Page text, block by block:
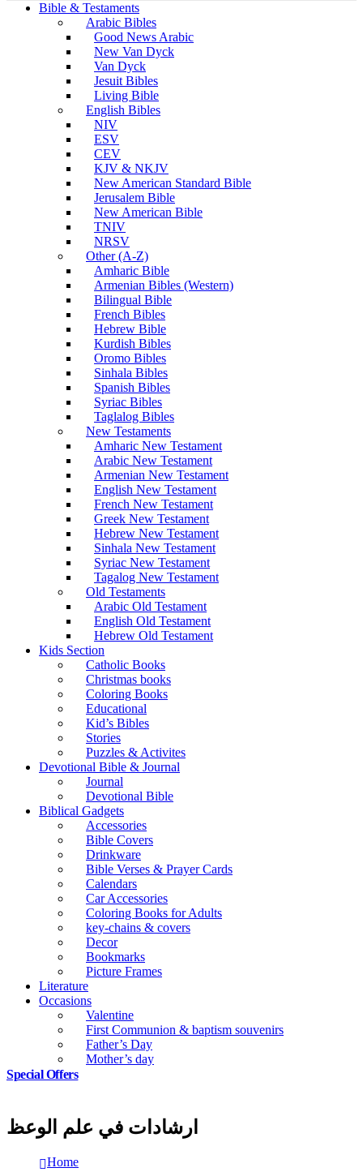
Bible & Testaments
Arabic Bibles
Good News Arabic
New Van Dyck
Van Dyck
Jesuit Bibles
Living Bible
English Bibles
NIV
ESV
CEV
KJV & NKJV
New American Standard Bible
Jerusalem Bible
New American Bible
TNIV
NRSV
Other (A-Z)
Amharic Bible
Armenian Bibles (Western)
Bilingual Bible
French Bibles
Hebrew Bible
Kurdish Bibles
Oromo Bibles
Sinhala Bibles
Spanish Bibles
Syriac Bibles
Taglalog Bibles
New Testaments
Amharic New Testament
Arabic New Testament
Armenian New Testament
English New Testament
French New Testament
Greek New Testament
Hebrew New Testament
Sinhala New Testament
Syriac New Testament
Tagalog New Testament
Old Testaments
Arabic Old Testament
English Old Testament
Hebrew Old Testament
Kids Section
Catholic Books
Christmas books
Coloring Books
Educational
Kid’s Bibles
Stories
Puzzles & Activites
Devotional Bible & Journal
Journal
Devotional Bible
Biblical Gadgets
Accessories
Bible Covers
Drinkware
Bible Verses & Prayer Cards
Calendars
Car Accessories
Coloring Books for Adults
key-chains & covers
Decor
Bookmarks
Picture Frames
Literature
Occasions
Valentine
First Communion & baptism souvenirs
Father’s Day
Mother’s day
Special Offers
ارشادات في علم الوعظ
Home